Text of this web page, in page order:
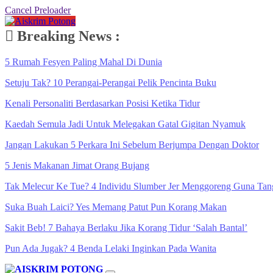
Cancel Preloader
Breaking News :
5 Rumah Fesyen Paling Mahal Di Dunia
Setuju Tak? 10 Perangai-Perangai Pelik Pencinta Buku
Kenali Personaliti Berdasarkan Posisi Ketika Tidur
Kaedah Semula Jadi Untuk Melegakan Gatal Gigitan Nyamuk
Jangan Lakukan 5 Perkara Ini Sebelum Berjumpa Dengan Doktor
5 Jenis Makanan Jimat Orang Bujang
Tak Melecur Ke Tue? 4 Individu Slumber Jer Menggoreng Guna
Suka Buah Laici? Yes Memang Patut Pun Korang Makan
Sakit Beb! 7 Bahaya Berlaku Jika Korang Tidur ‘Salah Bantal’
Pun Ada Jugak? 4 Benda Lelaki Inginkan Pada Wanita